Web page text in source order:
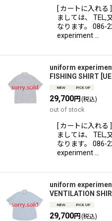
[ カートに入れる
ましては、 TEL,
なります。 086-
experiment …
uniform
FISHING SHIRT
29,700円 (税込)
out of stock
[ カートに入れる
ましては、 TEL,
なります。 086-
experiment …
uniform
VENTILATION
29,700円 (税込)